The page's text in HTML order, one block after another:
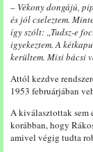
– Vékony dongájú,
és jól cseleztem.
így szólt: „Tudsz-e
igyekeztem. A
kerültem. Misi bácsi
Attól kezdve
1953 februárjában
A kiválasztottak sem
korábban, hogy
amivel végig tudta